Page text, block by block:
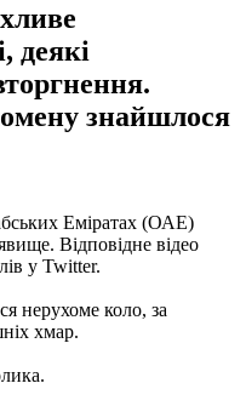
деякі
знайшлося
Еміратах (ОАЕ)
Відповідне відео
у Twitter.
нерухоме коло, за
хмар.